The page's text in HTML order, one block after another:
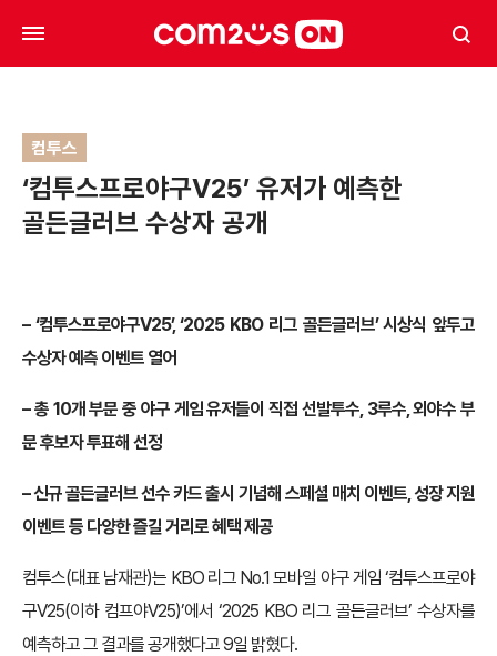
컴투스
‘컴투스프로야구V25’ 유저가 예측한
골든글러브 수상자 공개
– ‘컴투스프로야구V25’, ‘2025 KBO 리그 골든글러브’ 시상식 앞두고
수상자 예측 이벤트 열어
– 총 10개 부문 중 야구 게임 유저들이 직접 선발투수, 3루수, 외야수 부
문 후보자 투표해 선정
– 신규 골든글러브 선수 카드 출시 기념해 스페셜 매치 이벤트, 성장 지원
이벤트 등 다양한 즐길 거리로 혜택 제공
컴투스(대표 남재관)는 KBO 리그 No.1 모바일 야구 게임 ‘컴투스프로야
구V25(이하 컴프야V25)’에서 ‘2025 KBO 리그 골든글러브’ 수상자를
예측하고 그 결과를 공개했다고 9일 밝혔다.